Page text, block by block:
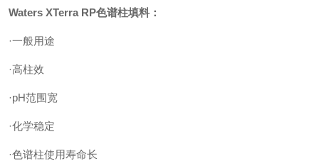
Waters XTerra RP色谱柱填料：
·一般用途
·高柱效
·pH范围宽
·化学稳定
·色谱柱使用寿命长